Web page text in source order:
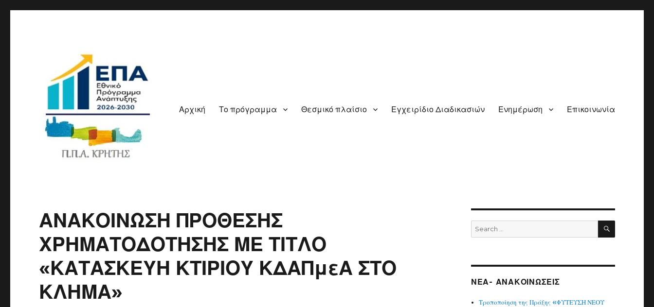
Αρχική Το πρόγραμμα Θεσμικό πλαίσιο Εγχειρίδιο Διαδικασιών Ενημέρωση Επικοινωνία
ΑΝΑΚΟΙΝΩΣΗ ΠΡΟΘΕΣΗΣ
ΧΡΗΜΑΤΟΔΟΤΗΣΗΣ ΜΕ ΤΙΤΛΟ
«ΚΑΤΑΣΚΕΥΗ ΚΤΙΡΙΟΥ ΚΔΑΠμεΑ ΣΤΟ
ΚΛΗΜΑ»
Search
for:
SEARCH
ΝΕΑ- ΑΝΑΚΟΙΝΩΣΕΙΣ
Τροποποίηση της Πράξης «ΦΥΤΕΥΣΗ ΝΕΟΥ